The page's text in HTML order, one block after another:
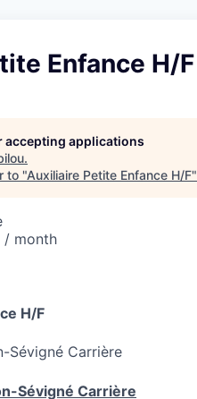
Enfance H/F
accepting applications
.
to "Auxiliaire Petite Enfance H/F"
/ month
H/F
Sévigné Carrière
Sévigné Carrière